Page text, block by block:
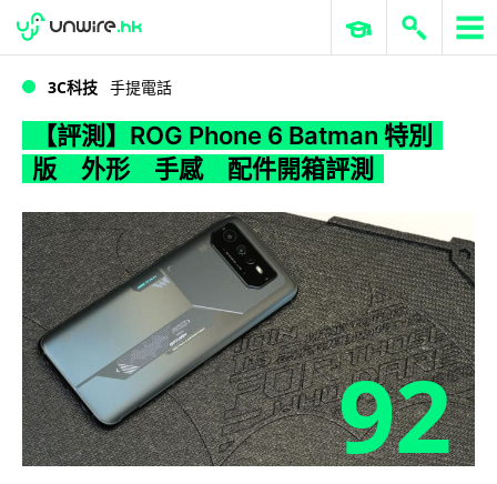
WWDC 2026 ERP 與商業 AI
3C科技 手提電話
【評測】ROG Phone 6 Batman 特別
版 外形 手感 配件開箱評測
92